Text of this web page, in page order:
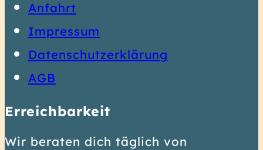
Anfahrt
Impressum
Datenschutzerklärung
AGB
Erreichbarkeit
Wir beraten dich täglich von